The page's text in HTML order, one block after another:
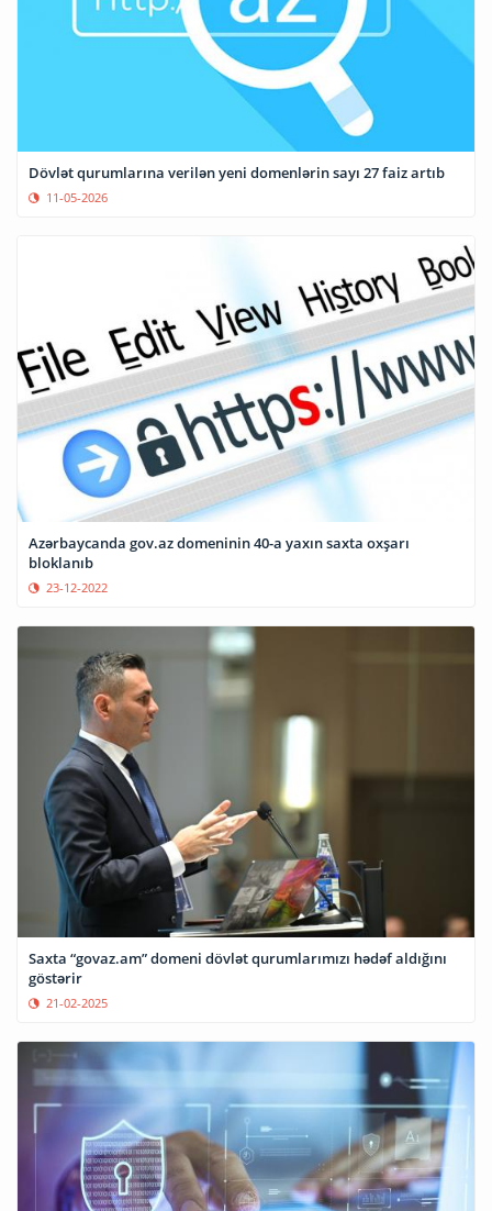
Dövlət qurumlarına verilən yeni domenlərin sayı 27 faiz artıb
11-05-2026
Azərbaycanda gov.az domeninin 40-a yaxın saxta oxşarı
bloklanıb
23-12-2022
Saxta “govaz.am” domeni dövlət qurumlarımızı hədəf aldığını
göstərir
21-02-2025